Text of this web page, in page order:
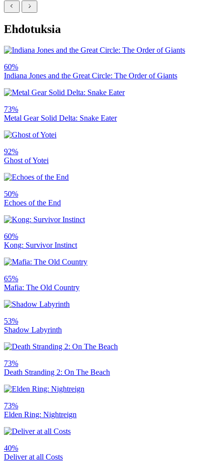
Ehdotuksia
60%
Indiana Jones and the Great Circle: The Order of Giants
73%
Metal Gear Solid Delta: Snake Eater
92%
Ghost of Yotei
50%
Echoes of the End
60%
Kong: Survivor Instinct
65%
Mafia: The Old Country
53%
Shadow Labyrinth
73%
Death Stranding 2: On The Beach
73%
Elden Ring: Nightreign
40%
Deliver at all Costs